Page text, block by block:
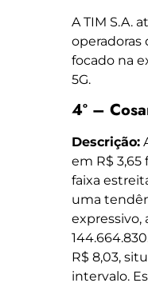
A TIM S.A.
operadoras
focado na
5G.
4º –
Descrição:
em R$
faixa
uma
expressivo,
R$ 8,03,
intervalo.